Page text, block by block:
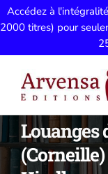
Accédez à
2000 titres) pour
contenu
Louanges
(Corneille)